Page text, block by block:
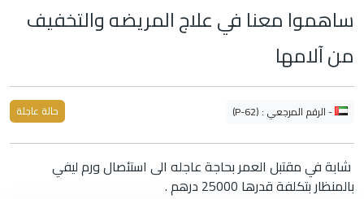
ساهموا معنا في علاج المريضه والتخفيف
من آلامها
- الرقم المرجعي : (P-62) حالة عاجلة
شابة في مقتبل العمر بحاجة عاجله الى استئصال ورم ليفي
بالمنظار بتكلفة قدرها 25000 درهم .